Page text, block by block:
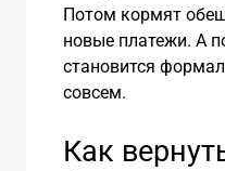
Потом кормят
новые платежи. А
становится
совсем.
Как